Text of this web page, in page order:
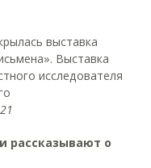
выставка
Выставка
исследователя
рассказывают о